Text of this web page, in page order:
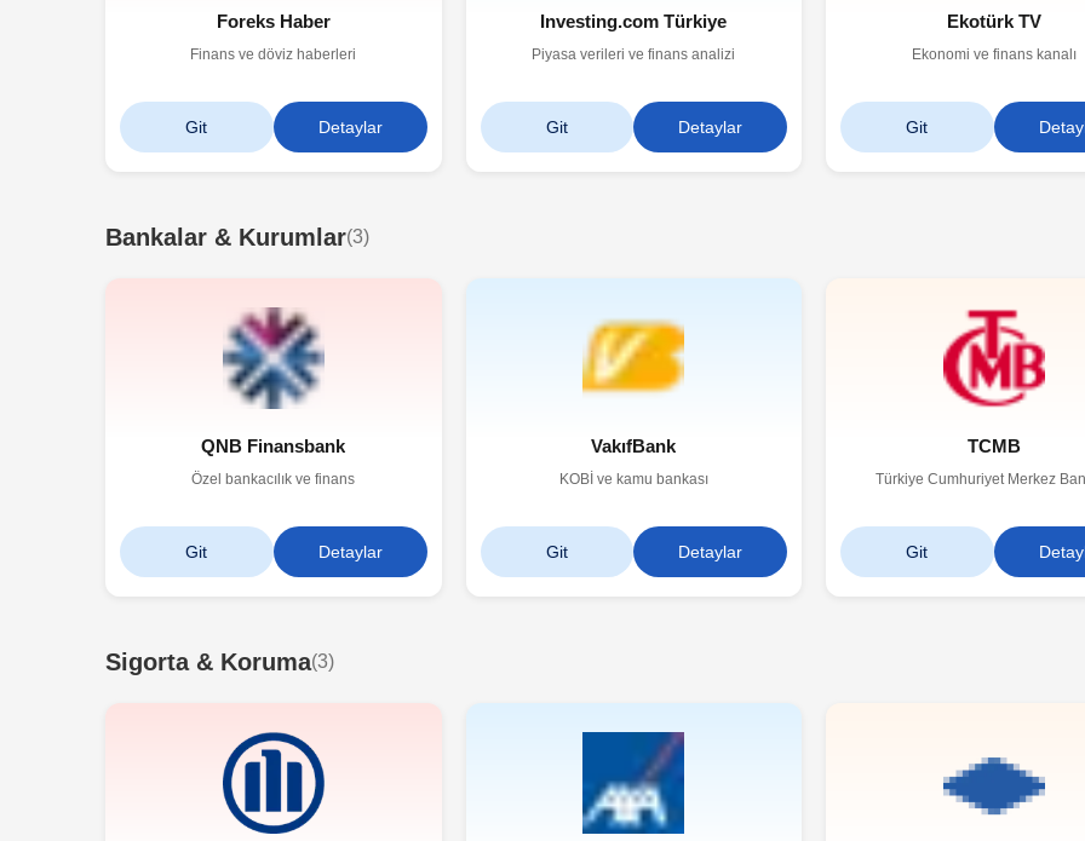
Foreks Haber
Finans ve döviz haberleri
Git Detaylar
Investing.com Türkiye
Piyasa verileri ve finans analizi
Git Detaylar
Ekotürk TV
Ekonomi ve finans kanalı
Git
Bankalar & Kurumlar(3)
QNB Finansbank
Özel bankacılık ve finans
Git Detaylar
VakıfBank
KOBİ ve kamu bankası
Git Detaylar
TCMB
Türkiye Cumhuriyet Merkez
Git
Sigorta & Koruma(3)